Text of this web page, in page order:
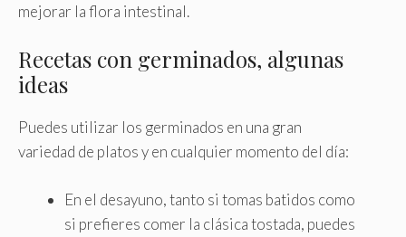
mejorar la flora intestinal.
Recetas con germinados, algunas
ideas
Puedes utilizar los germinados en una gran
variedad de platos y en cualquier momento del día:
En el desayuno, tanto si tomas batidos como
si prefieres comer la clásica tostada, puedes